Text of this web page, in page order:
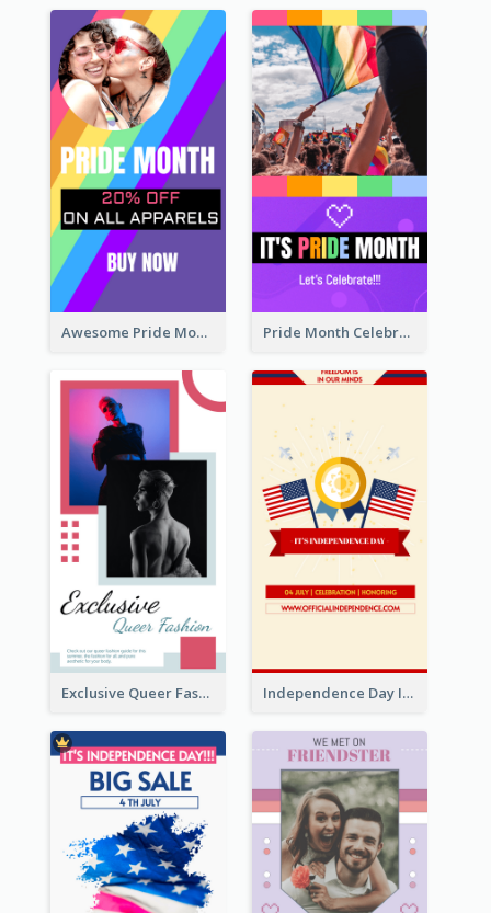
Awesome Pride Month Merch Instagram Story Design Pride Month Celebration Instagram Story Design
Exclusive Queer Fashion Instagram Story Independence Day Info Instagram Story